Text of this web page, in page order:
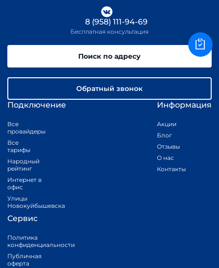
Подключение
Все
провайдеры
Все
тарифы
Народный
рейтинг
Интернет в
офис
Улицы
Новокуйбышевска
Информация
Акции
Блог
Отзывы
О нас
Контакты
Сервис
Политика
конфиденциальности
Публичная
оферта
8 (958) 111-94-69
Бесплатная консультация
Поиск по адресу
Обратный звонок